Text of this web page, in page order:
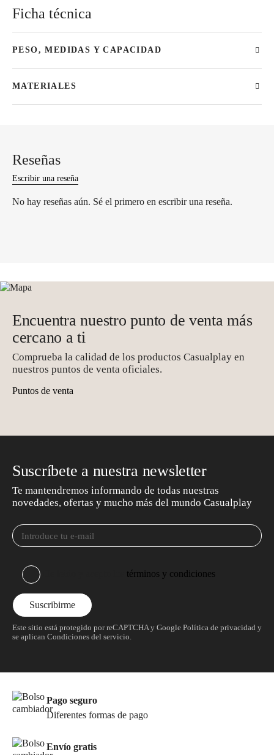
Ficha técnica
PESO, MEDIDAS Y CAPACIDAD
MATERIALES
Reseñas
Escribir una reseña
No hay reseñas aún. Sé el primero en escribir una reseña.
Encuentra nuestro punto de venta más
cercano a ti
Comprueba la calidad de los productos Casualplay en
nuestros puntos de venta oficiales.
Puntos de venta
Suscríbete a nuestra newsletter
Te mantendremos informando de todas nuestras
novedades, ofertas y mucho más del mundo Casualplay
términos y condiciones
Este sitio está protegido por reCAPTCHA y Google Política de privacidad y
se aplican Condiciones del servicio.
Pago seguro
Diferentes formas de pago
Envío gratis